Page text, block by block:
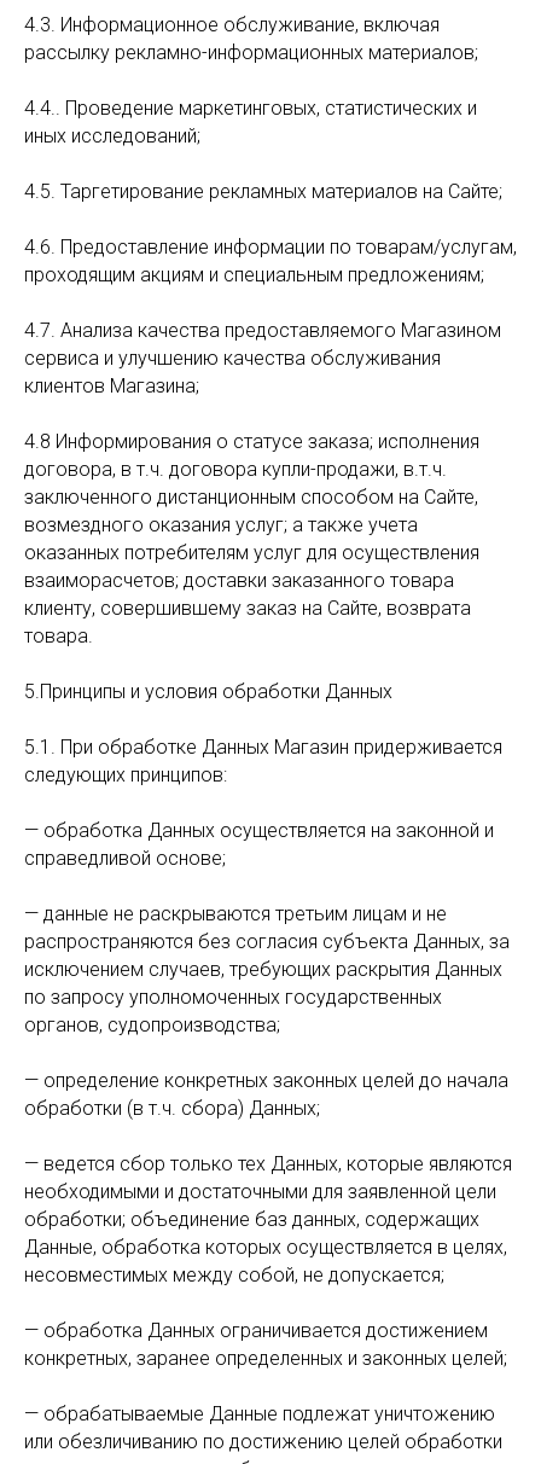
4.3. Информационное обслуживание, включая
рассылку рекламно-информационных материалов;
4.4.. Проведение маркетинговых, статистических и
иных исследований;
4.5. Таргетирование рекламных материалов на Сайте;
4.6. Предоставление информации по товарам/услугам,
проходящим акциям и специальным предложениям;
4.7. Анализа качества предоставляемого Магазином
сервиса и улучшению качества обслуживания
клиентов Магазина;
4.8 Информирования о статусе заказа; исполнения
договора, в т.ч. договора купли-продажи, в.т.ч.
заключенного дистанционным способом на Сайте,
возмездного оказания услуг; а также учета
оказанных потребителям услуг для осуществления
взаиморасчетов; доставки заказанного товара
клиенту, совершившему заказ на Сайте, возврата
товара.
5.Принципы и условия обработки Данных
5.1. При обработке Данных Магазин придерживается
следующих принципов:
— обработка Данных осуществляется на законной и
справедливой основе;
— данные не раскрываются третьим лицам и не
распространяются без согласия субъекта Данных, за
исключением случаев, требующих раскрытия Данных
по запросу уполномоченных государственных
органов, судопроизводства;
— определение конкретных законных целей до начала
обработки (в т.ч. сбора) Данных;
— ведется сбор только тех Данных, которые являются
необходимыми и достаточными для заявленной цели
обработки; объединение баз данных, содержащих
Данные, обработка которых осуществляется в целях,
несовместимых между собой, не допускается;
— обработка Данных ограничивается достижением
конкретных, заранее определенных и законных целей;
— обрабатываемые Данные подлежат уничтожению
или обезличиванию по достижению целей обработки